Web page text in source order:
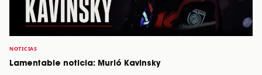
NOTICIAS
Lamentable noticia: Murió Kavinsky